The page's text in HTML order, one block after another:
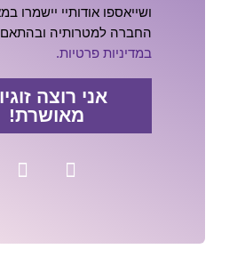
ושייאספו אודותיי יישמרו
החברה למטרותיה
במדיניות פרטיות.
אני רוצה
מאושרת!